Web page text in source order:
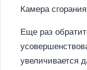
Камера
Еще раз
увеличивается